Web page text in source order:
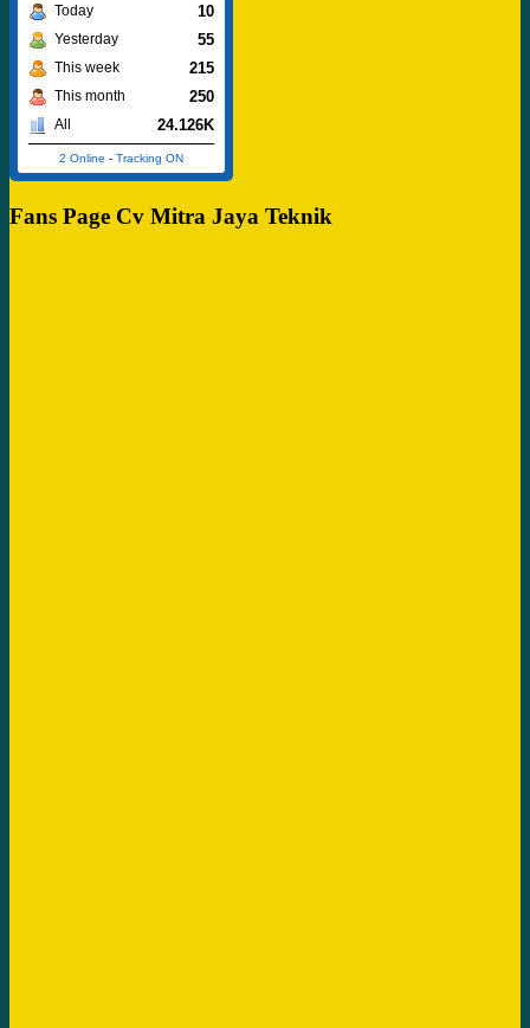
Today 10
Yesterday 55
This week 215
This month 250
All 24.126K
2 Online - Tracking ON
Fans Page Cv Mitra Jaya Teknik